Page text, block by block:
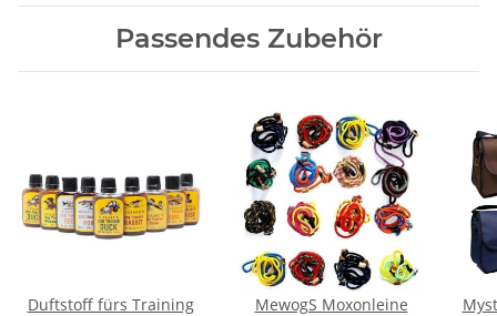
Passendes Zubehör
Duftstoff fürs Training
MewogS Moxonleine